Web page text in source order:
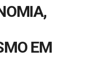
EM